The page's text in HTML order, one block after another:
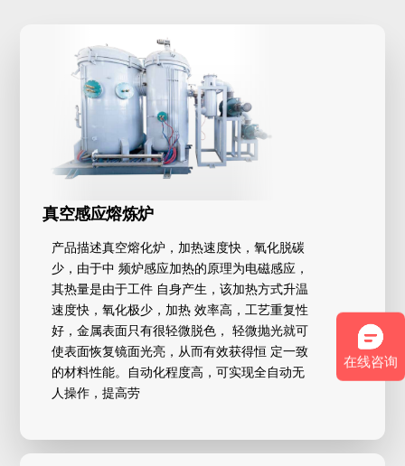
真空感应熔炼炉
产品描述真空熔化炉，加热速度快，氧化脱碳
少，由于中 频炉感应加热的原理为电磁感应，
其热量是由于工件 自身产生，该加热方式升温
速度快，氧化极少，加热 效率高，工艺重复性
好，金属表面只有很轻微脱色， 轻微抛光就可
使表面恢复镜面光亮，从而有效获得恒 定一致
的材料性能。自动化程度高，可实现全自动无
人操作，提高劳
在线咨询